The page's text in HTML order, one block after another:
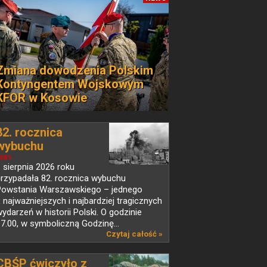
dowodzenia Polskim
Wojskowym
w Kosowie
rocznica
sierpnia 2026 roku
82. rocznica wybuchu
Warszawskiego – jednego
najważniejszych i najbardziej tragicznych
w historii Polski. O godzinie
w symboliczną Godzinę...
Czytaj całość »
ćwiczyło z